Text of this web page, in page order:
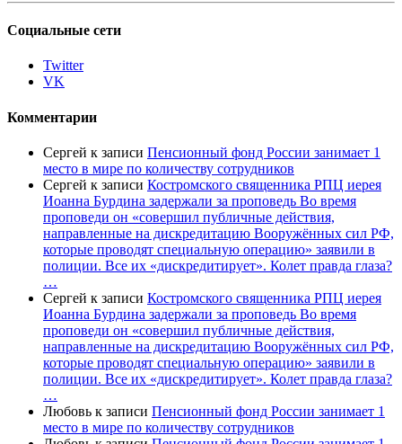
Социальные сети
Twitter
VK
Комментарии
Сергей к записи Пенсионный фонд России занимает 1
место в мире по количеству сотрудников
Сергей к записи Костромского священника РПЦ иерея
Иоанна Бурдина задержали за проповедь Во время
проповеди он «совершил публичные действия,
направленные на дискредитацию Вооружённых сил РФ,
которые проводят специальную операцию» заявили в
полиции. Все их «дискредитирует». Колет правда глаза?
…
Сергей к записи Костромского священника РПЦ иерея
Иоанна Бурдина задержали за проповедь Во время
проповеди он «совершил публичные действия,
направленные на дискредитацию Вооружённых сил РФ,
которые проводят специальную операцию» заявили в
полиции. Все их «дискредитирует». Колет правда глаза?
…
Любовь к записи Пенсионный фонд России занимает 1
место в мире по количеству сотрудников